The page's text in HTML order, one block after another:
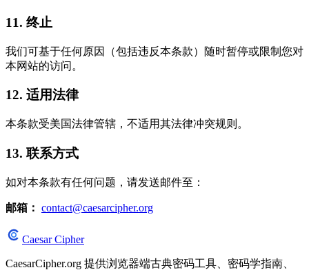
11. 终止
我们可基于任何原因（包括违反本条款）随时暂停或限制您对
本网站的访问。
12. 适用法律
本条款受美国法律管辖，不适用其法律冲突规则。
13. 联系方式
如对本条款有任何问题，请发送邮件至：
邮箱： contact@caesarcipher.org
Caesar Cipher
CaesarCipher.org 提供浏览器端古典密码工具、密码学指南、